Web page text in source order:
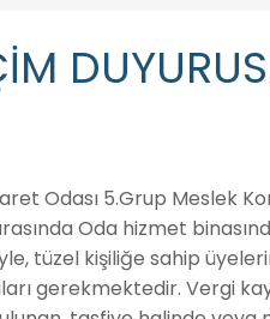
Odası 5.Grup Meslek
Oda hizmet
tüzel kişiliğe sahip
gerekmektedir. Vergi